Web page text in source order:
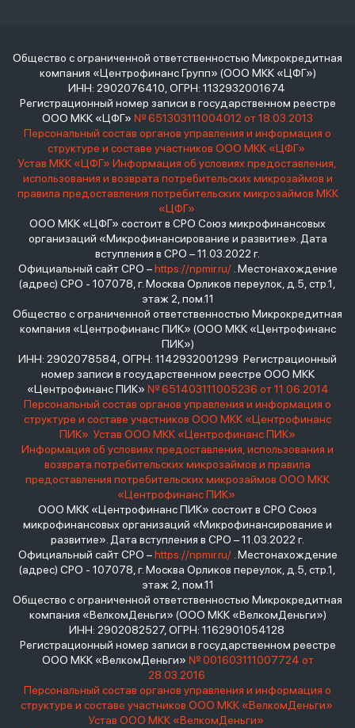
Общество с ограниченной ответственностью Микрокредитная
компания «Центрофинанс Групп» (ООО МКК «ЦФГ»)
ИНН: 2902076410, ОГРН: 1132932001674
Регистрационный номер записи в государственном реестре
ООО МКК «ЦФГ» № 651303111004012 от 18.03.2013
Персональный состав органов управления и информация о
структуре и составе участников ООО МКК «ЦФГ»
Устав МКК «ЦФГ» Информация об условиях предоставления,
использования и возврата потребительских микрозаймов и
правила предоставления потребительских микрозаймов МКК
«ЦФГ»
ООО МКК «ЦФГ» состоит в СРО Союз микрофинансовых
организаций «Микрофинансирование и развитие». Дата
вступления в СРО – 11.03.2022 г.
Официальный сайт СРО –https://npmir.ru/. Местонахождение
(адрес) СРО - 107078, г. Москва Орликов переулок, д.5, стр.1,
этаж 2, пом.11
Общество с ограниченной ответственностью Микрокредитная
компания «Центрофинанс ПИК» (ООО МКК «Центрофинанс
ПИК»)
ИНН: 2902078584, ОГРН: 1142932001299 Регистрационный
номер записи в государственном реестре ООО МКК
«Центрофинанс ПИК» № 651403111005236 от 11.06.2014
Персональный состав органов управления и информация о
структуре и составе участников ООО МКК «Центрофинанс
ПИК» Устав ООО МКК «Центрофинанс ПИК»
Информация об условиях предоставления, использования и
возврата потребительских микрозаймов и правила
предоставления потребительских микрозаймов ООО МКК
«Центрофинанс ПИК»
ООО МКК «Центрофинанс ПИК» состоит в СРО Союз
микрофинансовых организаций «Микрофинансирование и
развитие». Дата вступления в СРО – 11.03.2022 г.
Официальный сайт СРО –https://npmir.ru/. Местонахождение
(адрес) СРО - 107078, г. Москва Орликов переулок, д.5, стр.1,
этаж 2, пом.11
Общество с ограниченной ответственностью Микрокредитная
компания «ВелкомДеньги» (ООО МКК «ВелкомДеньги»)
ИНН: 2902082527, ОГРН: 1162901054128
Регистрационный номер записи в государственном реестре
ООО МКК «ВелкомДеньги» № 001603111007724 от
28.03.2016
Персональный состав органов управления и информация о
структуре и составе участников ООО МКК «ВелкомДеньги»
Устав ООО МКК «ВелкомДеньги»